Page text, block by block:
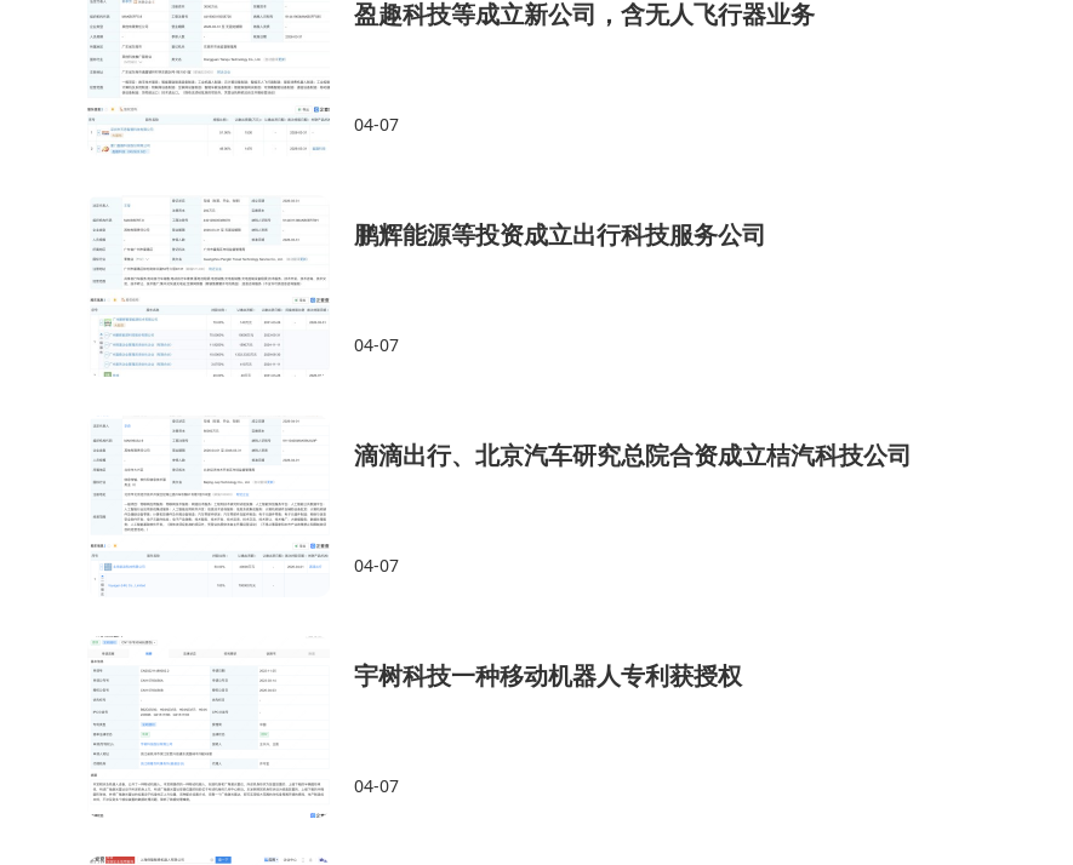
盈趣科技等成立新公司，含无人飞行器业务
04-07
鹏辉能源等投资成立出行科技服务公司
04-07
滴滴出行、北京汽车研究总院合资成立桔汽科技公司
04-07
宇树科技一种移动机器人专利获授权
04-07